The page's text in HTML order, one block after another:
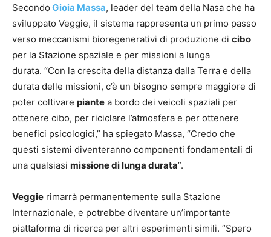
Secondo Gioia Massa, leader del team della Nasa che ha
sviluppato Veggie, il sistema rappresenta un primo passo
verso meccanismi bioregenerativi di produzione di cibo
per la Stazione spaziale e per missioni a lunga
durata. “Con la crescita della distanza dalla Terra e della
durata delle missioni, c’è un bisogno sempre maggiore di
poter coltivare piante a bordo dei veicoli spaziali per
ottenere cibo, per riciclare l’atmosfera e per ottenere
benefici psicologici,” ha spiegato Massa, “Credo che
questi sistemi diventeranno componenti fondamentali di
una qualsiasi missione di lunga durata”.
Veggie rimarrà permanentemente sulla Stazione
Internazionale, e potrebbe diventare un’importante
piattaforma di ricerca per altri esperimenti simili. “Spero